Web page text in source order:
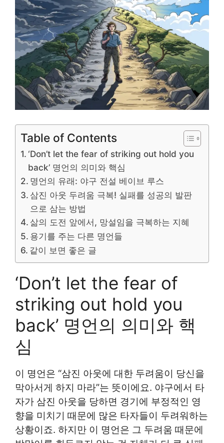
Table of Contents
‘Don’t let the fear of striking out hold you
back’ 명언의 의미와 핵심
명언의 유래: 야구 전설 베이브 루스
삼진 아웃 두려움 극복! 실패를 성공의 발판
으로 삼는 방법
삶의 도전 앞에서, 망설임을 극복하는 지혜
용기를 주는 다른 명언들
같이 보면 좋은 글
‘Don’t let the fear of
striking out hold you
back’ 명언의 의미와 핵
심
이 명언은 “삼진 아웃에 대한 두려움이 당신을
막아서게 하지 마라”는 뜻이에요. 야구에서 타
자가 삼진 아웃을 당하면 경기에 부정적인 영
향을 미치기 때문에 많은 타자들이 두려워하는
상황이죠. 하지만 이 명언은 그 두려움 때문에